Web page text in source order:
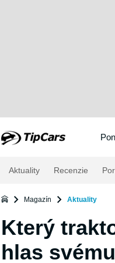
Aktuality Recenzie
Magazín Aktuality
Který
hlas